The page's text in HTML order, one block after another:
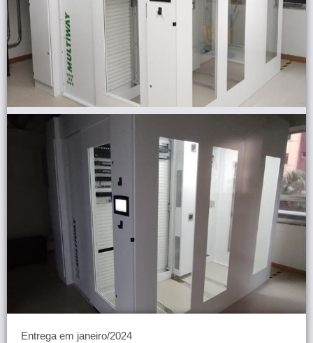
Entrega em janeiro/2024